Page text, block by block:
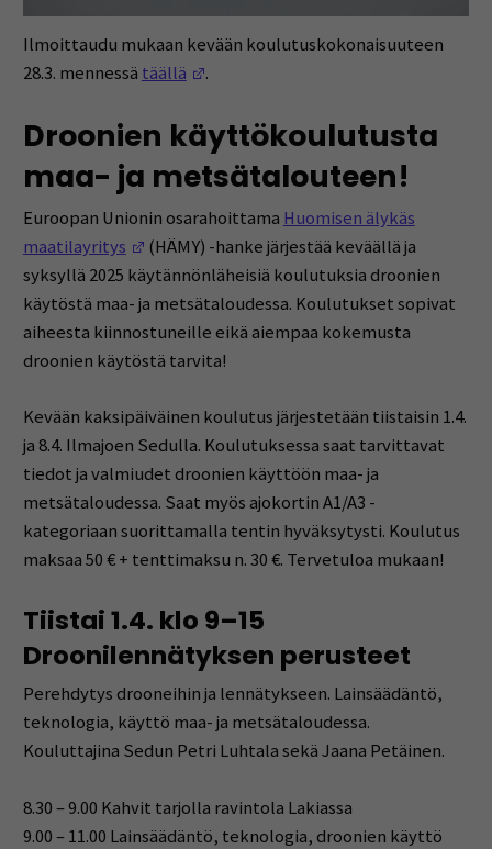
Ilmoittaudu mukaan kevään koulutuskokonaisuuteen
28.3. mennessä täällä (Opens in a new window)
.
Droonien käyttökoulutusta
maa- ja metsätalouteen!
Euroopan Unionin osarahoittama Huomisen älykäs
maatilayritys
(Opens in a new window)
(HÄMY) -hanke järjestää keväällä ja
syksyllä 2025 käytännönläheisiä koulutuksia droonien
käytöstä maa- ja metsätaloudessa. Koulutukset sopivat
aiheesta kiinnostuneille eikä aiempaa kokemusta
droonien käytöstä tarvita!
Kevään kaksipäiväinen koulutus järjestetään tiistaisin 1.4.
ja 8.4. Ilmajoen Sedulla. Koulutuksessa saat tarvittavat
tiedot ja valmiudet droonien käyttöön maa- ja
metsätaloudessa. Saat myös ajokortin A1/A3 -
kategoriaan suorittamalla tentin hyväksytysti. Koulutus
maksaa 50 € + tenttimaksu n. 30 €. Tervetuloa mukaan!
Tiistai 1.4. klo 9–15
Droonilennätyksen perusteet
Perehdytys drooneihin ja lennätykseen. Lainsäädäntö,
teknologia, käyttö maa- ja metsätaloudessa.
Kouluttajina Sedun Petri Luhtala sekä Jaana Petäinen.
8.30 – 9.00 Kahvit tarjolla ravintola Lakiassa
9.00 – 11.00 Lainsäädäntö, teknologia, droonien käyttö